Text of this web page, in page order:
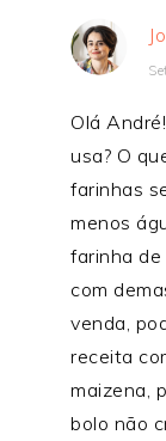
Olá
usa? O
farinhas
menos
farinha
com
venda,
receita
maizena,
bolo não